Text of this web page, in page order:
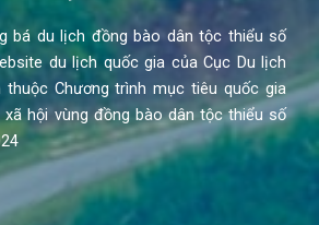
bá du lịch đồng bào dân tộc thiểu số
du lịch quốc gia của Cục Du lịch
thuộc Chương trình mục tiêu quốc gia
hội vùng đồng bào dân tộc thiểu số